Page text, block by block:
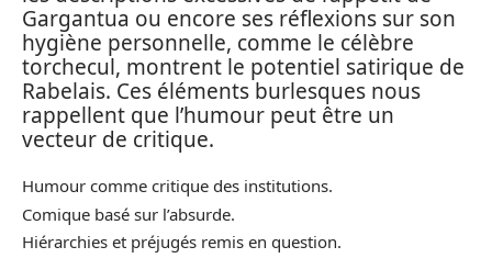
Gargantua ou encore ses réflexions sur son
hygiène personnelle, comme le célèbre
torchecul, montrent le potentiel satirique de
Rabelais. Ces éléments burlesques nous
rappellent que l’humour peut être un
vecteur de critique.
Humour comme critique des institutions.
Comique basé sur l’absurde.
Hiérarchies et préjugés remis en question.